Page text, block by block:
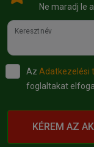
Ne maradj le
Keresztnév
Az Adatkezelési
foglaltakat
KÉREM AZ